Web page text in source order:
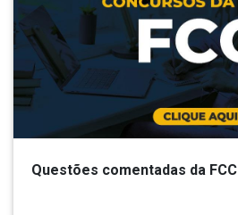
Questões comentadas da FCC